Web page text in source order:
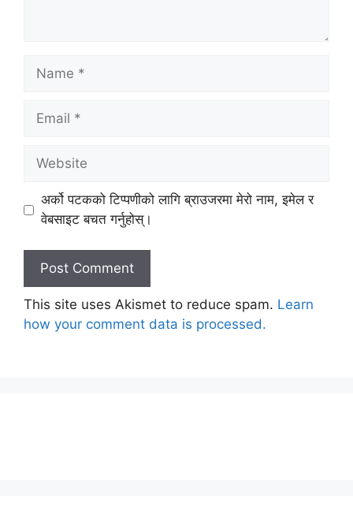
Name
Email
Website
अर्को पटकको टिप्पणीको लागि ब्राउजरमा मेरो नाम, इमेल र
वेबसाइट बचत गर्नुहोस्।
This site uses Akismet to reduce spam. Learn
how your comment data is processed.